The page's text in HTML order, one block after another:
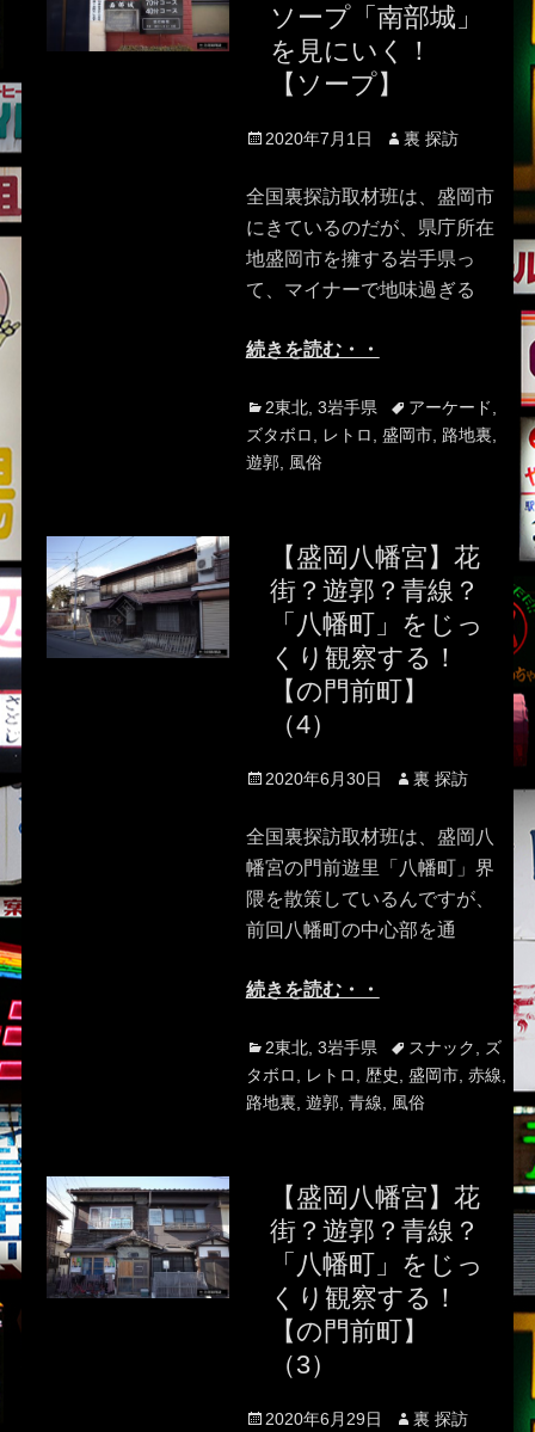
ソープ「南部城」
を見にいく！
【ソープ】
Posted
2020年7月1日 Author
裏 探訪
全国裏探訪取材班は、盛岡市
にきているのだが、県庁所在
地盛岡市を擁する岩手県っ
て、マイナーで地味過ぎる
続きを読む・・
Categories
2東北, 3岩手県 Tagsアーケード
ズタボロ
レトロ 盛岡市, 路地裏
遊郭, 風俗
【盛岡八幡宮】花
街？遊郭？青線？
「八幡町」をじっ
くり観察する！
【の門前町】
（4）
Posted
2020年6月30日 Author
裏 探訪
全国裏探訪取材班は、盛岡八
幡宮の門前遊里「八幡町」界
隈を散策しているんですが、
前回八幡町の中心部を通
続きを読む・・
Categories
2東北, 3岩手県 Tagsスナック
ズ
タボロ
レトロ 歴史 盛岡市, 赤線
路地裏 遊郭, 青線 風俗
【盛岡八幡宮】花
街？遊郭？青線？
「八幡町」をじっ
くり観察する！
【の門前町】
（3）
Posted
2020年6月29日 Author
裏 探訪